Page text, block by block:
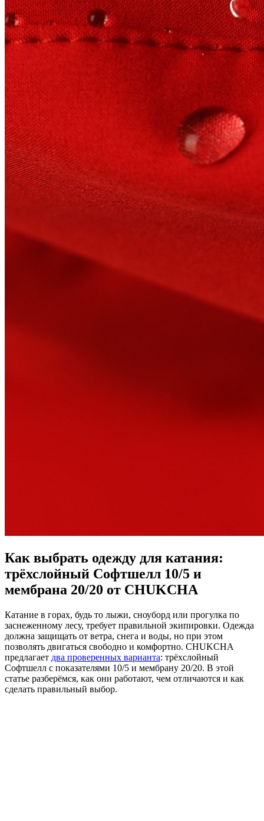
Как выбрать одежду для катания:
трёхслойный Софтшелл 10/5 и
мембрана 20/20 от CHUKCHA
Катание в горах, будь то лыжи, сноуборд или прогулка по
заснеженному лесу, требует правильной экипировки. Одежда
должна защищать от ветра, снега и воды, но при этом
позволять двигаться свободно и комфортно. CHUKCHA
предлагает два проверенных варианта: трёхслойный
Софтшелл с показателями 10/5 и мембрану 20/20. В этой
статье разберёмся, как они работают, чем отличаются и как
сделать правильный выбор.